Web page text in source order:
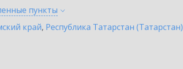
пункты
край, Республика Татарстан (Татарстан)